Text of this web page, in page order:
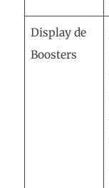
Display de
Boosters